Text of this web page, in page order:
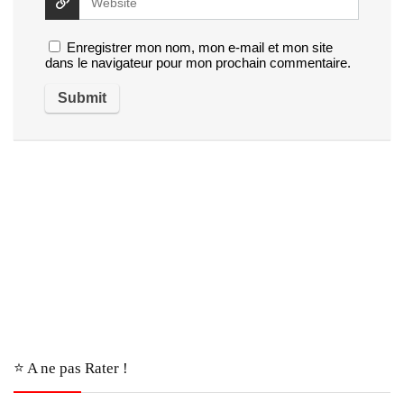
Enregistrer mon nom, mon e-mail et mon site
dans le navigateur pour mon prochain commentaire.
⭐️ A ne pas Rater !